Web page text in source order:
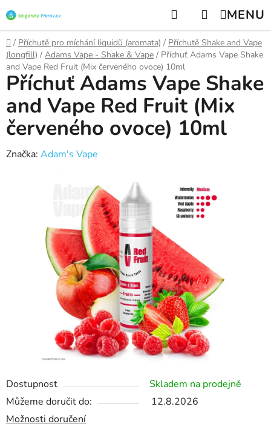
na
obsah
Hledat NÁKUPNÍ
KOŠÍK
Domů
/ Příchutě pro míchání liquidů (aromata) / Příchutě Shake and Vape
(longfill) / Adams Vape - Shake & Vape / Příchuť Adams Vape Shake
and Vape Red Fruit (Mix červeného ovoce) 10ml
Dostupnost
Skladem na prodejně
Můžeme doručit do:
12.8.2026
Možnosti doručení
Příchuť Adams Vape Shake
and Vape Red Fruit (Mix
červeného ovoce) 10ml
Značka: Adam's Vape